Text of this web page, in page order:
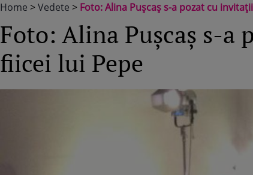
Home >Vedete > Foto: Alina Puşcaş s-a pozat cu
Foto: Alina Puşcaş s-
fiicei lui Pepe